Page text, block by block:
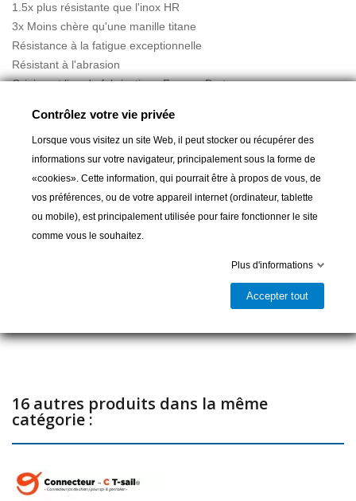
1.5x plus résistante que l'inox HR
3x Moins chère qu'une manille titane
Résistance à la fatigue exceptionnelle
Résistant à l'abrasion
Origine et lieu de fabrication : France  Bretagne
Une seule pièce disponible
16 autres produits dans la même
catégorie :
Contrôlez votre vie privée
Lorsque vous visitez un site Web, il peut stocker ou récupérer des
informations sur votre navigateur, principalement sous la forme de
«cookies». Cette information, qui pourrait être à propos de vous, de
vos préférences, ou de votre appareil internet (ordinateur, tablette
ou mobile), est principalement utilisée pour faire fonctionner le site
comme vous le souhaitez.
Plus d'informations
Accepter tout